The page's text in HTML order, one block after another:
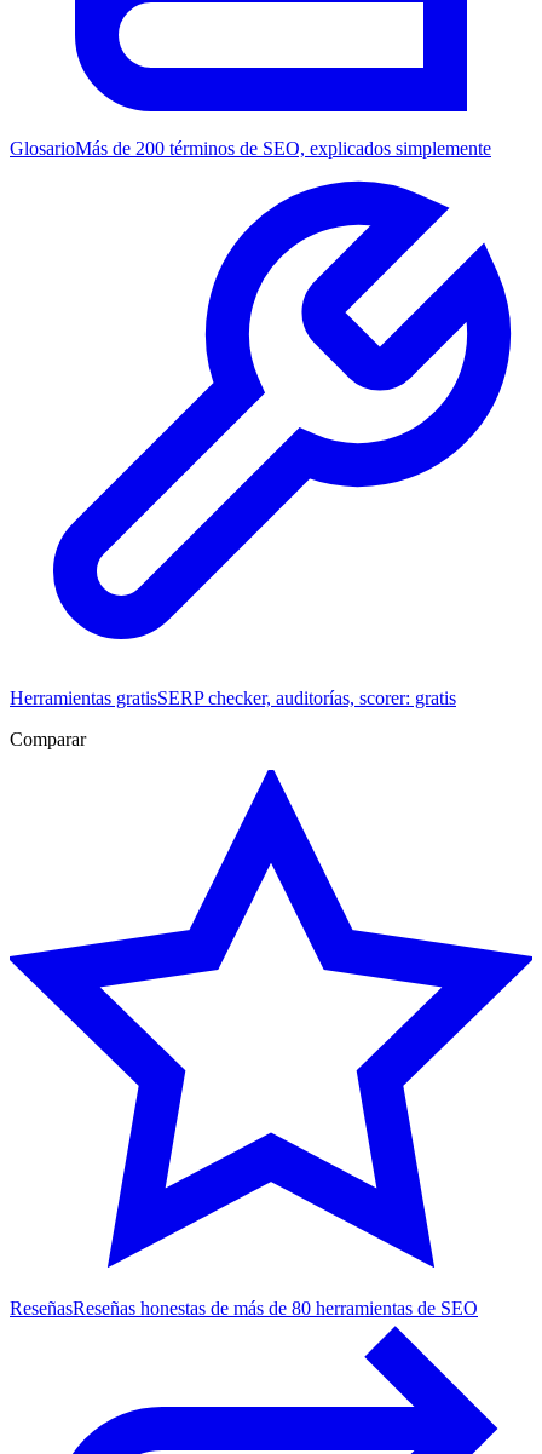
GlosarioMás de 200 términos de SEO, explicados simplemente
Herramientas gratisSERP checker, auditorías, scorer: gratis
Comparar
ReseñasReseñas honestas de más de 80 herramientas de SEO